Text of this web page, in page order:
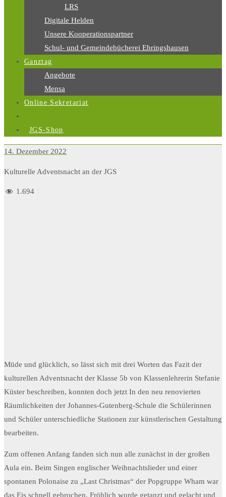
LRS
Digitale Helden
Unsere Kooperationspartner
Schul- und Gemeindebücherei Ehringshausen
Ganztag
Angebote
Mensa
Online Sekretariat
JGS-Shop
14. Dezember 2022
Kulturelle Adventsnacht an der JGS
1.694
Müde und glücklich, so lässt sich mit drei Worten das Fazit der
kulturellen Adventsnacht der Klasse 5b von Klassenlehrerin Stefanie
Küster beschreiben, konnten doch jetzt In den neu renovierten
Räumlichkeiten der Johannes-Gutenberg-Schule die Schülerinnen
und Schüler unterschiedliche Stationen zur künstlerischen Gestaltung
bearbeiten.
Zum offenen Anfang fanden sich nun alle zunächst in der großen
Aula ein. Beim Singen englischer Weihnachtslieder und einer
spontanen Polonaise zu „Last Christmas“ der Popgruppe Wham war
das Eis schnell gebrochen. Fröhlich wurde getanzt und gelacht und